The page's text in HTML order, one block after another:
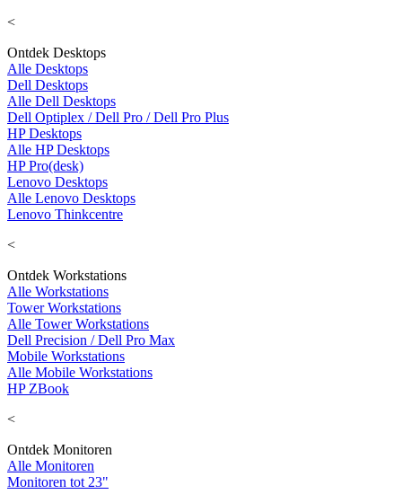
<
Ontdek Desktops
Alle Desktops
Dell Desktops
Alle Dell Desktops
Dell Optiplex / Dell Pro / Dell Pro Plus
HP Desktops
Alle HP Desktops
HP Pro(desk)
Lenovo Desktops
Alle Lenovo Desktops
Lenovo Thinkcentre
<
Ontdek Workstations
Alle Workstations
Tower Workstations
Alle Tower Workstations
Dell Precision / Dell Pro Max
Mobile Workstations
Alle Mobile Workstations
HP ZBook
<
Ontdek Monitoren
Alle Monitoren
Monitoren tot 23"